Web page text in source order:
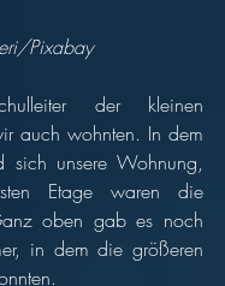
Pixabay
der kleinen
auch wohnten. In dem
sich unsere Wohnung,
Etage waren die
oben gab es noch
in dem die größeren